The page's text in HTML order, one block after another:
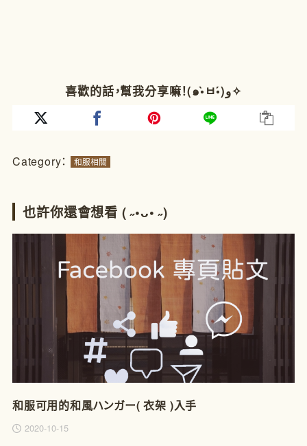
喜歡的話，幫我分享嘛！(๑•̀ㅂ•́)و✧
Category： 和服相關
也許你還會想看 ( ˶•ᴗ• ˶)
和服可用的和風ハンガー( 衣架 )入手
2020-10-15